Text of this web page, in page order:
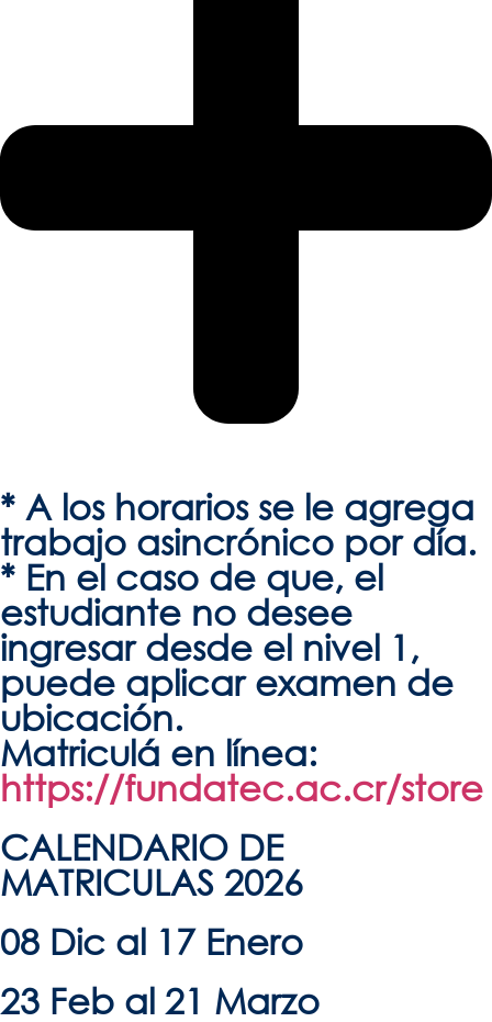
* A los horarios se le agrega
trabajo asincrónico por día.
* En el caso de que, el
estudiante no desee
ingresar desde el nivel 1,
puede aplicar examen de
ubicación.
Matriculá en línea:
https://fundatec.ac.cr/store
CALENDARIO DE
MATRICULAS 2026
08 Dic al 17 Enero
23 Feb al 21 Marzo